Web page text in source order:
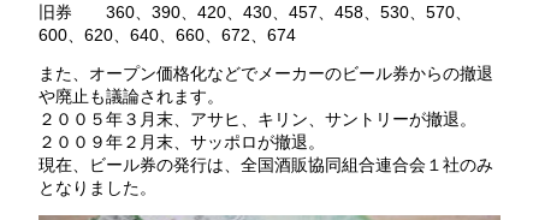
旧券 360、390、420、430、457、458、530、570、
600、620、640、660、672、674
また、オープン価格化などでメーカーのビール券からの撤退
や廃止も議論されます。
２００５年３月末、アサヒ、キリン、サントリーが撤退。
２００９年２月末、サッポロが撤退。
現在、ビール券の発行は、全国酒販協同組合連合会１社のみ
となりました。